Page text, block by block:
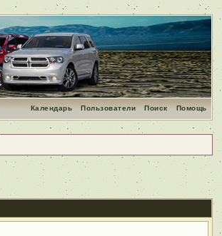
Помощь
Поиск
Пользователи
Календарь